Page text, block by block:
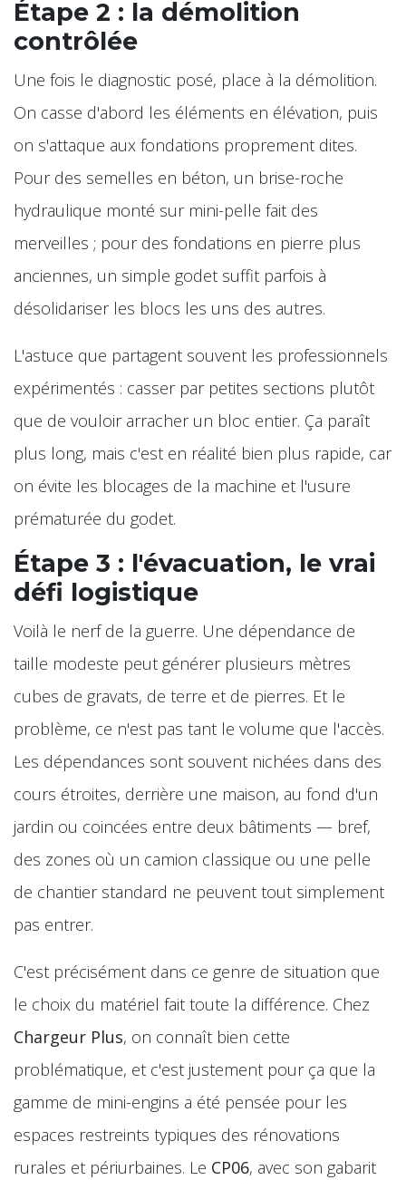
Étape 2 : la démolition
contrôlée
Une fois le diagnostic posé, place à la démolition.
On casse d'abord les éléments en élévation, puis
on s'attaque aux fondations proprement dites.
Pour des semelles en béton, un brise-roche
hydraulique monté sur mini-pelle fait des
merveilles ; pour des fondations en pierre plus
anciennes, un simple godet suffit parfois à
désolidariser les blocs les uns des autres.
L'astuce que partagent souvent les professionnels
expérimentés : casser par petites sections plutôt
que de vouloir arracher un bloc entier. Ça paraît
plus long, mais c'est en réalité bien plus rapide, car
on évite les blocages de la machine et l'usure
prématurée du godet.
Étape 3 : l'évacuation, le vrai
défi logistique
Voilà le nerf de la guerre. Une dépendance de
taille modeste peut générer plusieurs mètres
cubes de gravats, de terre et de pierres. Et le
problème, ce n'est pas tant le volume que l'accès.
Les dépendances sont souvent nichées dans des
cours étroites, derrière une maison, au fond d'un
jardin ou coincées entre deux bâtiments — bref,
des zones où un camion classique ou une pelle
de chantier standard ne peuvent tout simplement
pas entrer.
C'est précisément dans ce genre de situation que
le choix du matériel fait toute la différence. Chez
Chargeur Plus, on connaît bien cette
problématique, et c'est justement pour ça que la
gamme de mini-engins a été pensée pour les
espaces restreints typiques des rénovations
rurales et périurbaines. Le CP06, avec son gabarit